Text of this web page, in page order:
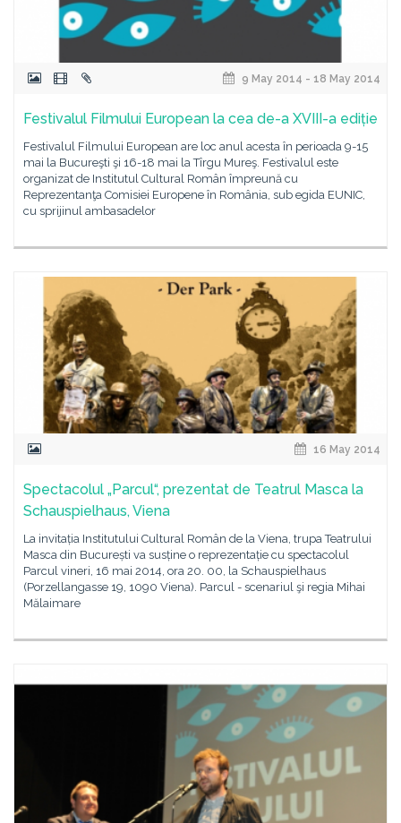
9 May 2014 - 18 May 2014
Festivalul Filmului European la cea de-a XVIII-a ediție
Festivalul Filmului European are loc anul acesta în perioada 9-15
mai la Bucureşti şi 16-18 mai la Tîrgu Mureş. Festivalul este
organizat de Institutul Cultural Român împreună cu
Reprezentanţa Comisiei Europene în România, sub egida EUNIC,
cu sprijinul ambasadelor
16 May 2014
Spectacolul „Parcul“, prezentat de Teatrul Masca la
Schauspielhaus, Viena
La invitația Institutului Cultural Român de la Viena, trupa Teatrului
Masca din București va susține o reprezentație cu spectacolul
Parcul vineri, 16 mai 2014, ora 20. 00, la Schauspielhaus
(Porzellangasse 19, 1090 Viena). Parcul - scenariul şi regia Mihai
Mălaimare